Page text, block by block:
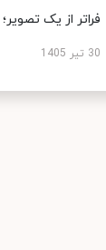
فراتر از یک تصویر؛
30 تیر 1405